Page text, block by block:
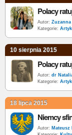
Polacy
Autor: Zuzanna
Kategorie:
10 sierpnia 2015
Polacy
Autor: dr
Kategorie:
18 lipca 2015
Niemcy
Autor: Mateusz